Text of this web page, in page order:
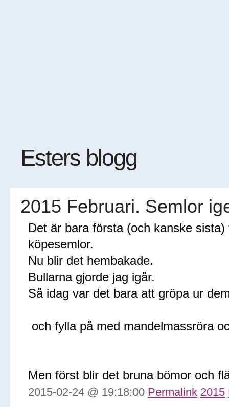
Esters blogg
2015 Februari. Semlor
Det är bara första (och kanske
köpesemlor.
Nu blir det hembakade.
Bullarna gjorde jag igår.
Så idag var det bara att gröpa ur
och fylla på med mandelmassröra
Men först blir det bruna bömor och
2015-02-24 @ 19:18:00 Permalink 2015